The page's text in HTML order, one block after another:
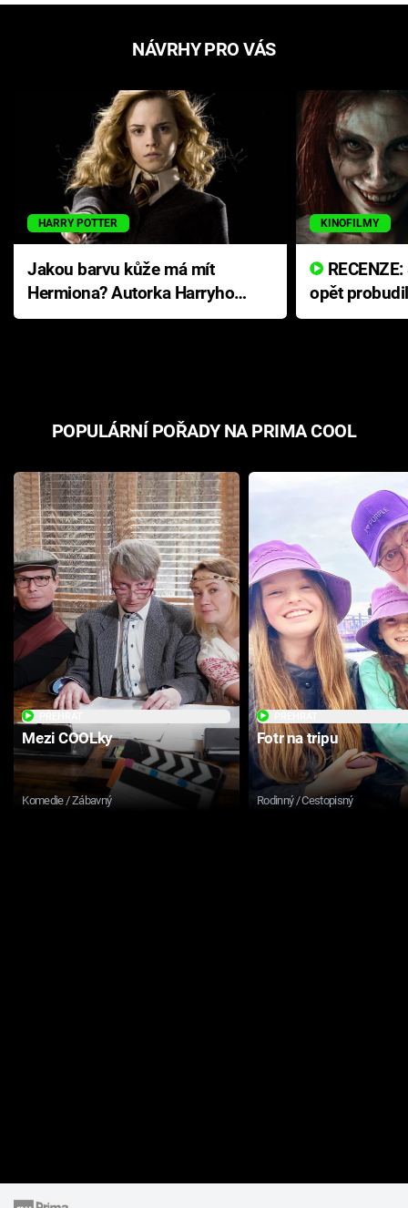
NÁVRHY PRO VÁS
HARRY POTTER
Jakou barvu kůže má mít
Hermiona? Autorka Harryho
Pottera přišla s ráznou
KINOFILMY
opět
přichází s
POPULÁRNÍ POŘADY NA PRIMA COOL
Mezi COOLky
Komedie / Zábavný
Fotr na tripu
Rodinný / Cestopisný